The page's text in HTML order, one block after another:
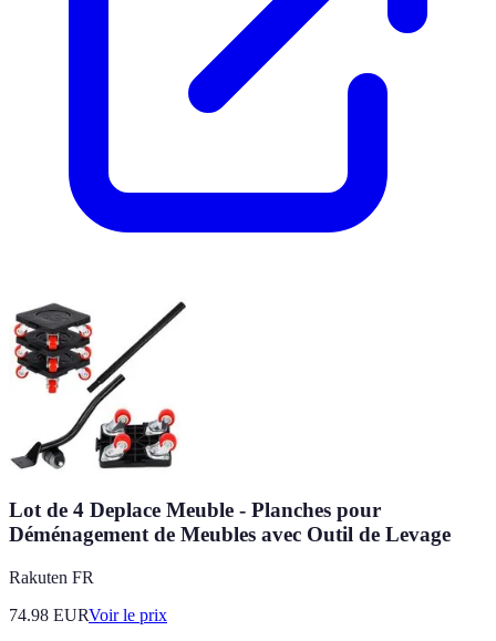
Lot de 4 Deplace Meuble - Planches pour
Déménagement de Meubles avec Outil de Levage
Rakuten FR
74.98 EURVoir le prix